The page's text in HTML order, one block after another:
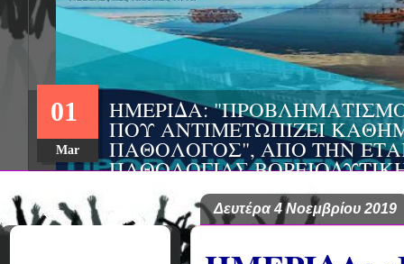
ΗΜΕΡΙΔΑ:
ΠΟΥ ΑΝΤΙΜΕΤΩΠΙΖΕΙ
ΠΑΘΟΛΟΓΟΣ", ΑΠΟ ΤΗΝ
ΠΑΘΟΛΟΓΙΑΣ
ΤΙΣ Α' & Β'
ΚΛΙΝΙΚΕΣ ΠΓΝΙ
01
Mar
Δευτέρα 4 Νοεμβρίου 2019